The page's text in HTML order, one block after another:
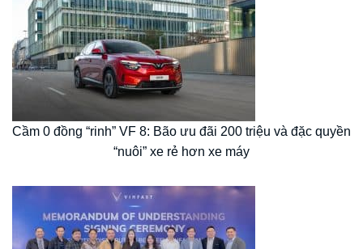
Cầm 0 đồng “rinh” VF 8: Bão ưu đãi 200 triệu và đặc quyền
“nuôi” xe rẻ hơn xe máy